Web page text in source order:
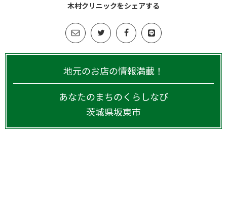
木村クリニックをシェアする
地元のお店の情報満載！
あなたのまちのくらしなび
茨城県坂東市